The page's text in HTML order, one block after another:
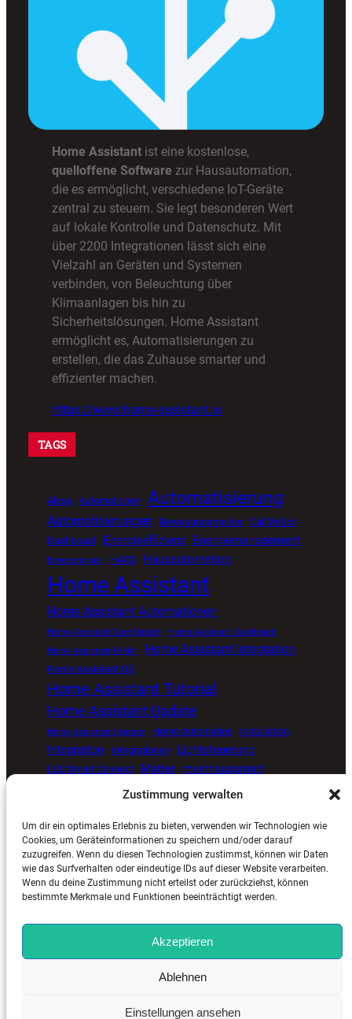
Zustimmung verwalten
Um dir ein optimales Erlebnis zu bieten, verwenden wir Technologien wie
Cookies, um Geräteinformationen zu speichern und/oder darauf
zuzugreifen. Wenn du diesen Technologien zustimmst, können wir Daten
wie das Surfverhalten oder eindeutige IDs auf dieser Website verarbeiten.
Wenn du deine Zustimmung nicht erteilst oder zurückziehst, können
bestimmte Merkmale und Funktionen beeinträchtigt werden.
Akzeptieren
Ablehnen
Einstellungen ansehen
Home Assistant ist eine kostenlose,
quelloffene Software zur Hausautomation,
die es ermöglicht, verschiedene IoT-Geräte
zentral zu steuern. Sie legt besonderen Wert
auf lokale Kontrolle und Datenschutz. Mit
über 2200 Integrationen lässt sich eine
Vielzahl an Geräten und Systemen
verbinden, von Beleuchtung über
Klimaanlagen bis hin zu
Sicherheitslösungen. Home Assistant
ermöglicht es, Automatisierungen zu
erstellen, die das Zuhause smarter und
effizienter machen.
https://www.home-assistant.io
TAGS
Alexa Automationen Automatisierung
Automatisierungen Bewegungsmelder CallMeBot
Dashboard
Energieeffizienz Energiemanagement
Erweiterungen HACS Hausautomation
Home Assistant
Home Assistant Automationen
Home Assistant Core Update
Home Assistant Dashboard
Home Assistant Fehler
Home Assistant Integration
Home Assistant OS
Home Assistant Tutorial
Home Assistant Update
Home Assistant Upgrade Home Automation Installation
Integration Integrationen Lichtsteuerung
LSC Smart Connect Matter meinhaussmart
open source smart home Proxmox
Smart Home Automatisierung Smart Home Blog
Smart Home Update Sprachsteuerung Timer
Tuya ViCare Viessmann Wetterdaten Zigbee
2025. Alle Rechte vorbehalten. |